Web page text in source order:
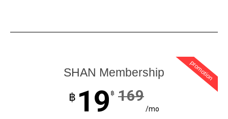
promotion
SHAN Membership
฿ 19 ฿ 169
/mo